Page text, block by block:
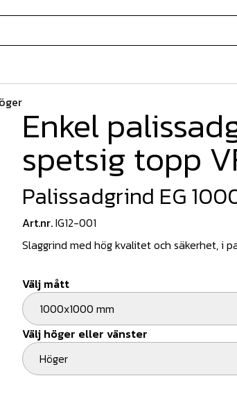
Enkel
spetsig topp
Palissadgrind EG
Art.nr.IG12-001
Slaggrind med hög kvalitet och säkerhet, i
Välj mått
1000x1000 mm
Välj höger eller vänster
Höger